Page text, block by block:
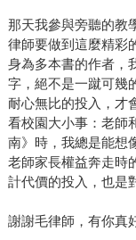
那天我參與旁聽的教
律師要做到這麼精彩
身為多本書的作者，
字，絕不是一蹴可幾
耐心無比的投入，才
看校園大小事：老師
南》時，我總是能想
老師家長權益奔走時
計代價的投入，也是
謝謝毛律師，有你真